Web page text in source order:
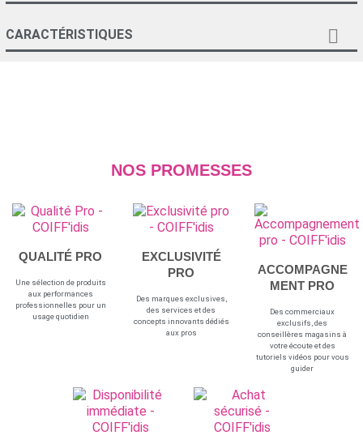
CARACTÉRISTIQUES 
NOS PROMESSES
QUALITÉ PRO
Une sélection de produits
aux performances
professionnelles pour un
usage quotidien
EXCLUSIVITÉ
PRO
Des marques exclusives,
des services et des
concepts innovants dédiés
aux pros
ACCOMPAGNE
MENT PRO
Des commerciaux
exclusifs, des
conseillères magasins à
votre écoute et des
tutoriels vidéos pour vous
guider